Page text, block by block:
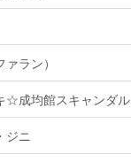
ラン）
☆成均館スキャンダル
ジニ